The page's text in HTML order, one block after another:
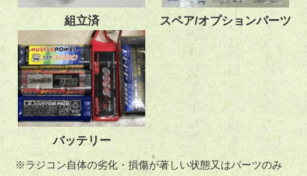
組立済 スペア/オプションパーツ
バッテリー
※ラジコン自体の劣化・損傷が著しい状態又はパーツのみ